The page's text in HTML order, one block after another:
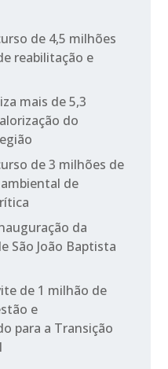
de 4,5 milhões
reabilitação e
mais de 5,3
do
de 3 milhões de
de
da
São João Baptista
de 1 milhão de
e
para a Transição